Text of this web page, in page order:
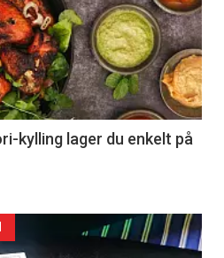
kylling lager du enkelt på